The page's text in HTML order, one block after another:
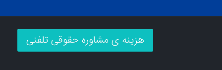
هزینه ی مشاوره حقوقی تلفنی